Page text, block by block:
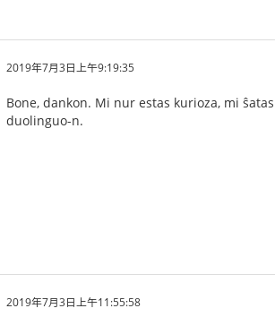
2019年7月3日上午9:19:35
Bone, dankon. Mi nur estas kurioza, mi
duolinguo-n.
2019年7月3日上午11:55:58